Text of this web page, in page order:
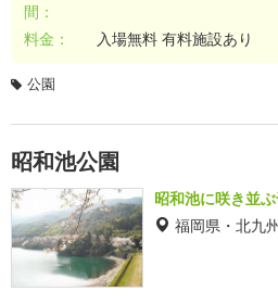
間：
料金： 入場無料 有料施設あり
公園
昭和池公園
昭和池に咲き並
福岡県・北九